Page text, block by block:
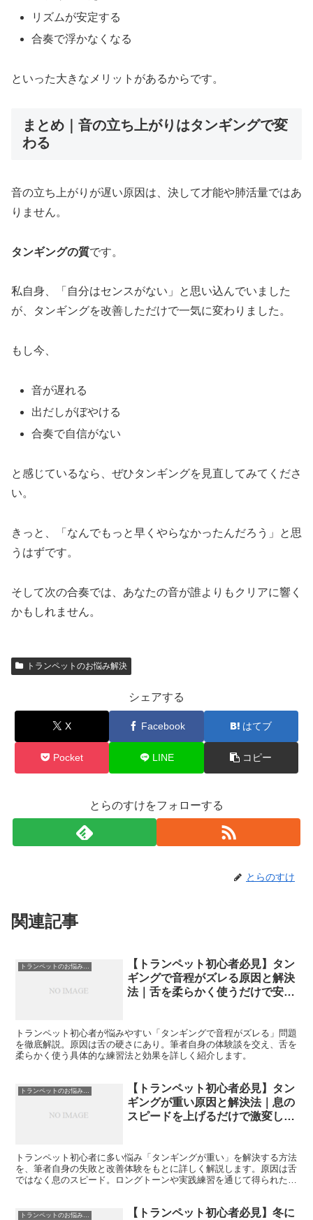
リズムが安定する
合奏で浮かなくなる
といった大きなメリットがあるからです。
まとめ｜音の立ち上がりはタンギングで変
わる
音の立ち上がりが遅い原因は、決して才能や肺活量ではあ
りません。
タンギングの質です。
私自身、「自分はセンスがない」と思い込んでいました
が、タンギングを改善しただけで一気に変わりました。
もし今、
音が遅れる
出だしがぼやける
合奏で自信がない
と感じているなら、ぜひタンギングを見直してみてくださ
い。
きっと、「なんでもっと早くやらなかったんだろう」と思
うはずです。
そして次の合奏では、あなたの音が誰よりもクリアに響く
かもしれません。
トランペットのお悩み解決
シェアする
X Facebook はてブ
Pocket LINE コピー
とらのすけをフォローする
とらのすけ
関連記事
トランペットのお悩み解決
【トランペット初心者必見】タン
ギングで音程がズレる原因と解決
法｜舌を柔らかく使うだけで安定
トランペット初心者が悩みやすい「タンギングで音程がズレる」問題
を徹底解説。原因は舌の硬さにあり。筆者自身の体験談を交え、舌を
柔らかく使う具体的な練習法と効果を詳しく紹介します。
トランペットのお悩み解決
【トランペット初心者必見】タン
ギングが重い原因と解決法｜息の
スピードを上げるだけで激変した
トランペット初心者に多い悩み「タンギングが重い」を解決する方法
を、筆者自身の失敗と改善体験をもとに詳しく解説します。原因は舌
ではなく息のスピード。ロングトーンや実践練習を通じて得られた効
トランペットのお悩み解決
【トランペット初心者必見】冬に